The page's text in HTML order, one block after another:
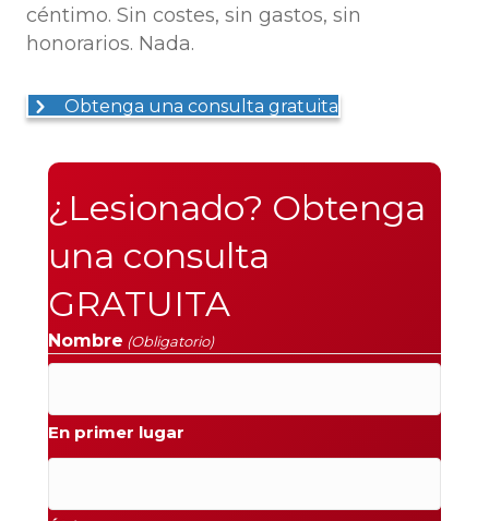
céntimo. Sin costes, sin gastos, sin
honorarios. Nada.
Obtenga una consulta gratuita
¿Lesionado? Obtenga
una consulta
GRATUITA
Nombre (Obligatorio)
En primer lugar